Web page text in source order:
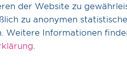
& Bildmaterial
verglichen mit
der Website zu
zu anonymen
Weitere Informationen